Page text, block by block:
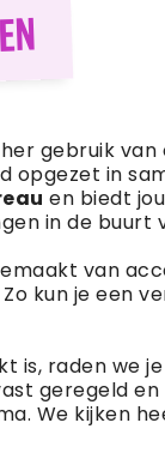
gebruik van
opgezet in
en biedt
in de buurt
van
kun je een
is, raden we
geregeld
We kijken